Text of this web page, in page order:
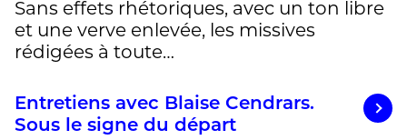
Sans effets rhétoriques, avec un ton libre
et une verve enlevée, les missives
rédigées à toute…
Entretiens avec Blaise Cendrars.
Sous le signe du départ